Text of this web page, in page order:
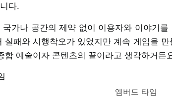
다.
국가나 공간의 제약 없이 이용자와 이야기
실패와 시행착오가 있었지만 계속 게임을
합 예술이자 콘텐츠의 끝이라고 생각하거든
엠버드 타임